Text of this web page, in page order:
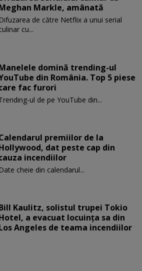
Markle, amânată
Difuzarea de către Netflix a unui serial
cu...
domină trending-ul
din România. Top 5 piese
fac furori
ul de pe YouTube din...
premiilor de la
dat peste cap din
incendiilor
Date cheie din calendarul...
Kaulitz, solistul trupei Tokio
a evacuat locuinţa sa din
Angeles de teama incendiilor